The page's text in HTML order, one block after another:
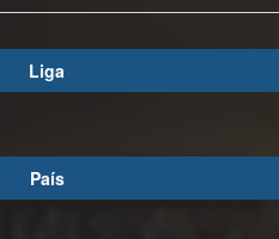
Liga
País